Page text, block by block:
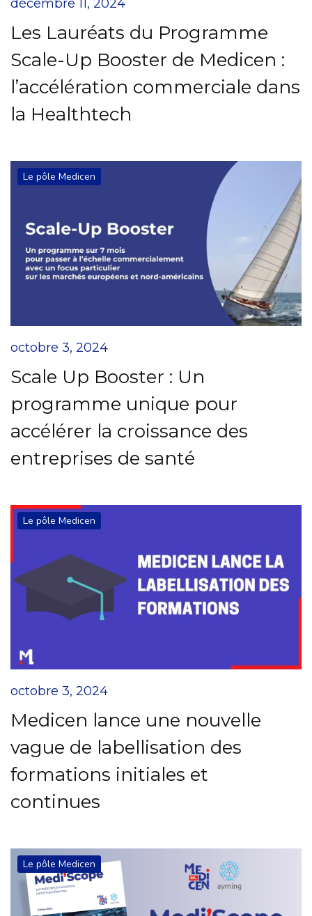
décembre 11, 2024
Les Lauréats du Programme
Scale-Up Booster de Medicen :
l’accélération commerciale dans
la Healthtech
Le pôle Medicen
octobre 3, 2024
Scale Up Booster : Un
programme unique pour
accélérer la croissance des
entreprises de santé
Le pôle Medicen
octobre 3, 2024
Medicen lance une nouvelle
vague de labellisation des
formations initiales et
continues
Le pôle Medicen